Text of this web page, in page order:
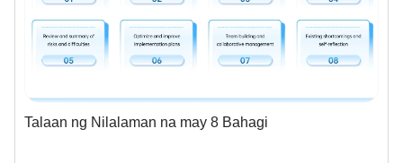
Talaan ng Nilalaman na may 8 Bahagi